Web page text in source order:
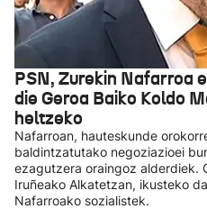
PSN, Zurekin Nafarroa
die Geroa Baiko Koldo
heltzeko
Nafarroan, hauteskunde
baldintzatutako negoziazioei
ezagutzera oraingoz alderdiek.
Iruñeako Alkatetzan, ikusteko
Nafarroako sozialistek.